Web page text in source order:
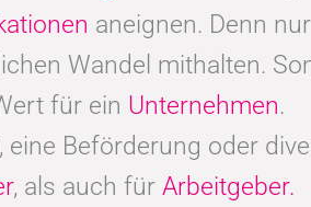
aneignen. Denn
Wandel mithalten.
für ein Unternehmen.
Beförderung oder
, als auch für Arbeitgeber.